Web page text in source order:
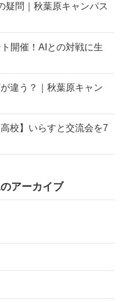
疑問｜秋葉原キャンパス
開催！AIとの対戦に生
違う？｜秋葉原キャン
校】いらすと交流会を7
アーカイブ